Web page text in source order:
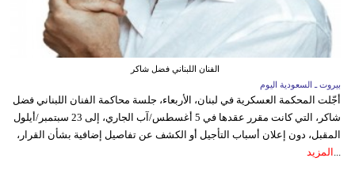
الفنان اللبناني فضل شاكر
بيروت ـ السعودية اليوم
أجّلت المحكمة العسكرية في لبنان، الأربعاء، جلسة محاكمة الفنان اللبناني فضل
شاكر، التي كانت مقرر عقدها في 5 أغسطس/آب الجاري، إلى 23 سبتمبر/أيلول
المقبل، دون إعلان أسباب التأجيل أو الكشف عن تفاصيل إضافية بشأن القرار،
المزيد